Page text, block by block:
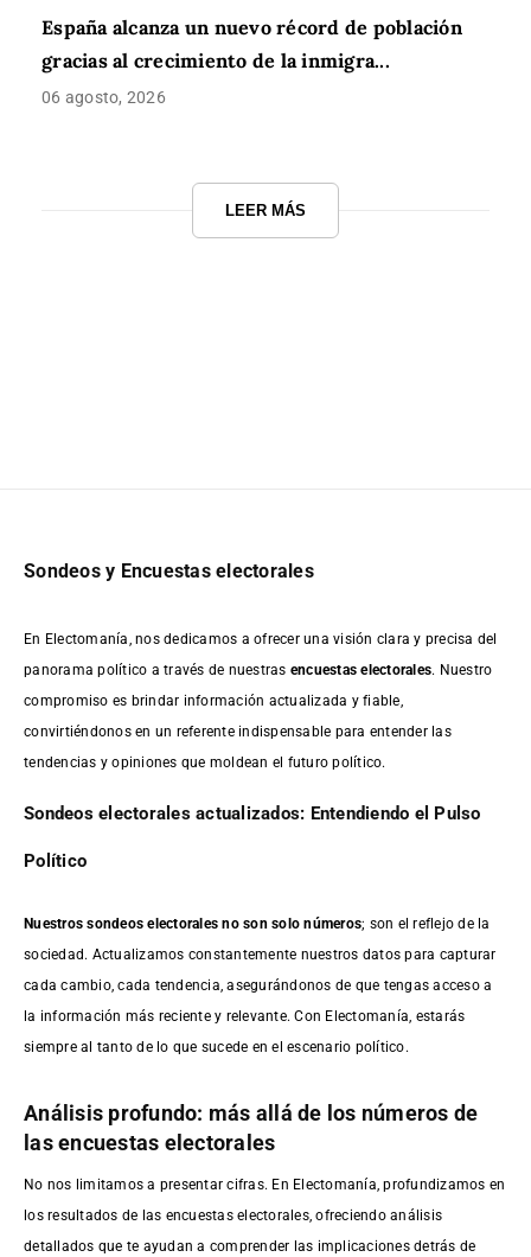
España alcanza un nuevo récord de población
gracias al crecimiento de la inmigra...
06 agosto, 2026
LEER MÁS
Sondeos y Encuestas electorales
En Electomanía, nos dedicamos a ofrecer una visión clara y precisa del
panorama político a través de nuestras encuestas electorales. Nuestro
compromiso es brindar información actualizada y fiable,
convirtiéndonos en un referente indispensable para entender las
tendencias y opiniones que moldean el futuro político.
Sondeos electorales actualizados: Entendiendo el Pulso
Político
Nuestros sondeos electorales no son solo números; son el reflejo de la
sociedad. Actualizamos constantemente nuestros datos para capturar
cada cambio, cada tendencia, asegurándonos de que tengas acceso a
la información más reciente y relevante. Con Electomanía, estarás
siempre al tanto de lo que sucede en el escenario político.
Análisis profundo: más allá de los números de
las encuestas electorales
No nos limitamos a presentar cifras. En Electomanía, profundizamos en
los resultados de las encuestas electorales, ofreciendo análisis
detallados que te ayudan a comprender las implicaciones detrás de